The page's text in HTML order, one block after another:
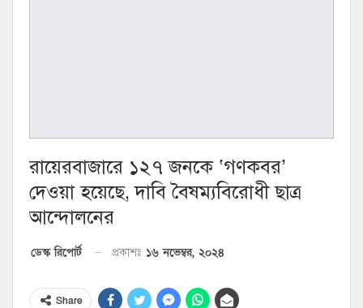
রায়েরবাজারে ১২৭ জনকে ‘গণকবর’
দেওয়া হয়েছে, দাবি বৈষম্যবিরোধী ছাত্র
আন্দোলনের
ডেস্ক রিপোর্ট প্রকাশঃ ১৬ নভেম্বর, ২০২৪
Share